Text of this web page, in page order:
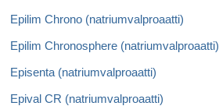
Epilim Chrono (natriumvalproaatti)
Epilim Chronosphere (natriumvalproaatti)
Episenta (natriumvalproaatti)
Epival CR (natriumvalproaatti)